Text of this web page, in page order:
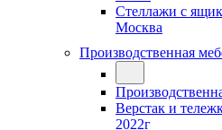
Стеллажи с
Москва
Производственная
Верстак и
2022г